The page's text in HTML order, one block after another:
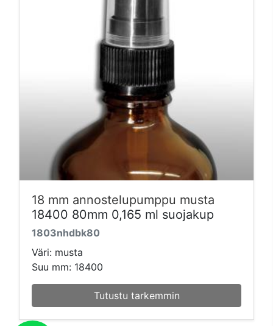
18 mm annostelupumppu musta
18400 80mm 0,165 ml suojakup
1803nhdbk80
Väri: musta
Suu mm: 18400
Tutustu tarkemmin